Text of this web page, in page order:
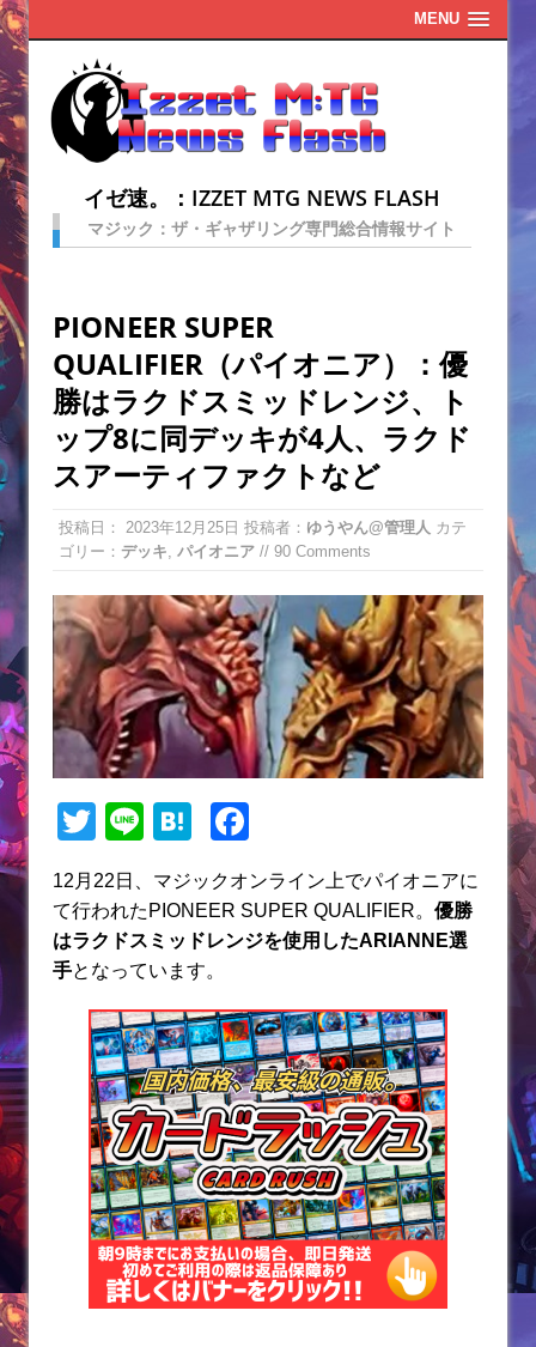
MENU
イゼ速。：IZZET MTG NEWS FLASH
マジック：ザ・ギャザリング専門総合情報サイト
PIONEER SUPER
QUALIFIER（パイオニア）：優
勝はラクドスミッドレンジ、ト
ップ8に同デッキが4人、ラクド
スアーティファクトなど
投稿日： 2023年12月25日 投稿者： ゆうやん@管理人 カテ
ゴリー： デッキ パイオニア // 90 Comments
T
itt
er
Li
e
H
e
n
a
c
e
o
o
k
12月22日、マジックオンライン上でパイオニアに
て行われたPIONEER SUPER QUALIFIER。 優勝
はラクドスミッドレンジを使用したARIANNE選
手となっています。